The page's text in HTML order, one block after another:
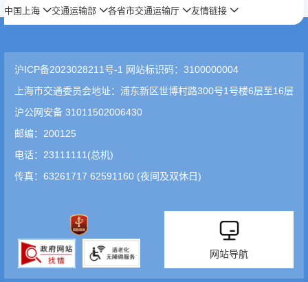
中国上海 交通运输部 各省市交通运输厅 友情链接
沪ICP备2023028211号-1 网站标识码：3100000004
上海市交通委员会地址：浦东新区世博村路300号1号楼6层至16层
沪公网安备 31011502006430
邮编：200125
电话：23111111(总机)
传真：63261717 62591160 (夜间及双休日)
网站导航